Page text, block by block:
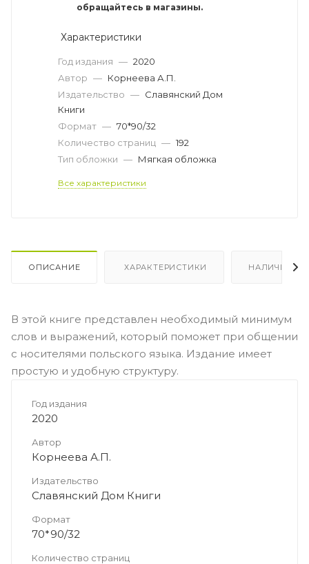
обращайтесь в магазины.
Характеристики
Год издания — 2020
Автор — Корнеева А.П.
Издательство — Славянский Дом
Книги
Формат — 70*90/32
Количество страниц — 192
Тип обложки — Мягкая обложка
Все характеристики
ОПИСАНИЕ ХАРАКТЕРИСТИКИ НАЛИЧИЕ
В этой книге представлен необходимый минимум
слов и выражений, который поможет при общении
с носителями польского языка. Издание имеет
простую и удобную структуру.
Год издания
2020
Автор
Корнеева А.П.
Издательство
Славянский Дом Книги
Формат
70*90/32
Количество страниц